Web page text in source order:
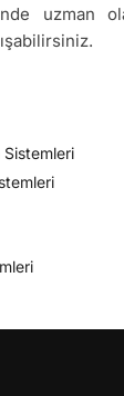
uzman
Sistemleri